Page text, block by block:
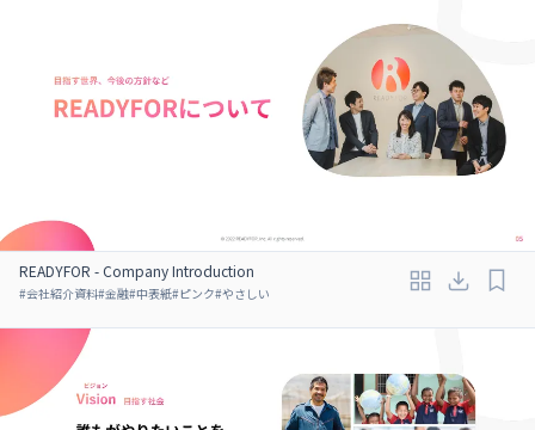
READYFOR - Company Introduction
#会社紹介資料#金融#中表紙#ピンク#やさしい